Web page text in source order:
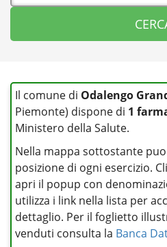
Il comune di Odalengo
Piemonte) dispone di 1
Ministero della Salute.
Nella mappa sottostante
posizione di ogni esercizio.
apri il popup con
utilizza i link nella lista per
dettaglio. Per il foglietto
venduti consulta la Banca